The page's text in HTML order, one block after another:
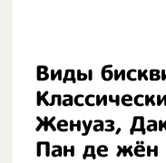
Виды
Женуаз,
Пан де жён